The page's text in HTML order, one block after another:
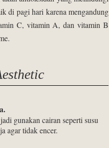
di pagi hari karena mengandung
C, vitamin A, dan vitamin B
gunakan cairan seperti susu
agar tidak encer.